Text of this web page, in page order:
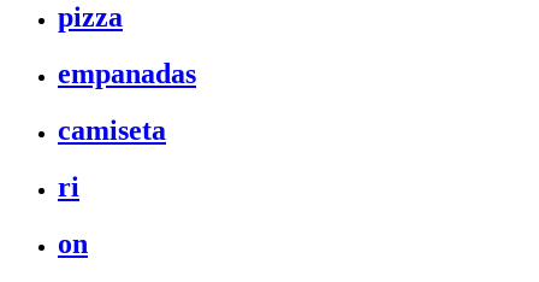
pizza
empanadas
camiseta
ri
on